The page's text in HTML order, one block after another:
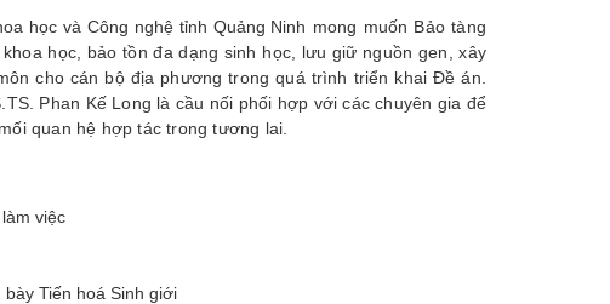
học và Công nghệ tỉnh Quảng Ninh mong muốn Bảo tàng
học, bảo tồn đa dạng sinh học, lưu giữ nguồn gen, xây
cho cán bộ địa phương trong quá trình triển khai Đề án.
Phan Kế Long là cầu nối phối hợp với các chuyên gia để
quan hệ hợp tác trong tương lai.
việc
Tiến hoá Sinh giới